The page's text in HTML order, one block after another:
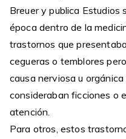
Breuer y publica Estudios
época dentro de la
trastornos que
cegueras o temblores
causa nerviosa u
consideraban ficciones o
atención.
Para otros, estos